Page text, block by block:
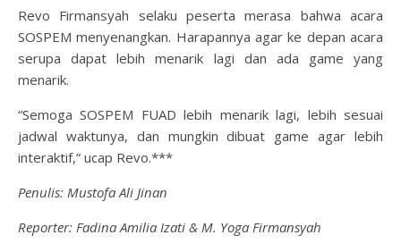
Revo Firmansyah selaku peserta merasa bahwa acara
SOSPEM menyenangkan. Harapannya agar ke depan acara
serupa dapat lebih menarik lagi dan ada game yang
menarik.
“Semoga SOSPEM FUAD lebih menarik lagi, lebih sesuai
jadwal waktunya, dan mungkin dibuat game agar lebih
interaktif,” ucap Revo.***
Penulis: Mustofa Ali Jinan
Reporter: Fadina Amilia Izati & M. Yoga Firmansyah